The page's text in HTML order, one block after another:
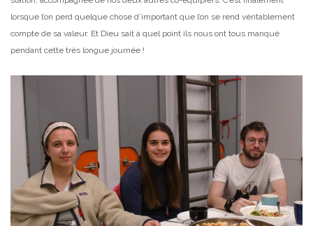
lorsque l’on perd quelque chose d’important que l’on se rend véritablement
compte de sa valeur. Et Dieu sait à quel point ils nous ont tous manqué
pendant cette très longue journée !